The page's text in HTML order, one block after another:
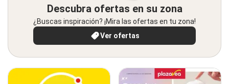
Descubra ofertas en su zona
¿Buscas inspiración? ¡Mira las ofertas en tu zona!
Ver ofertas